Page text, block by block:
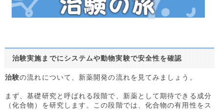
治験実施までにシステムや動物実験で安全性を確認
治験の流れについて、新薬開発の流れを見てみましょう。
まず、基礎研究と呼ばれる段階で、新薬として期待できる成分
（化合物）を研究します。この段階では、化合物の有用性をス